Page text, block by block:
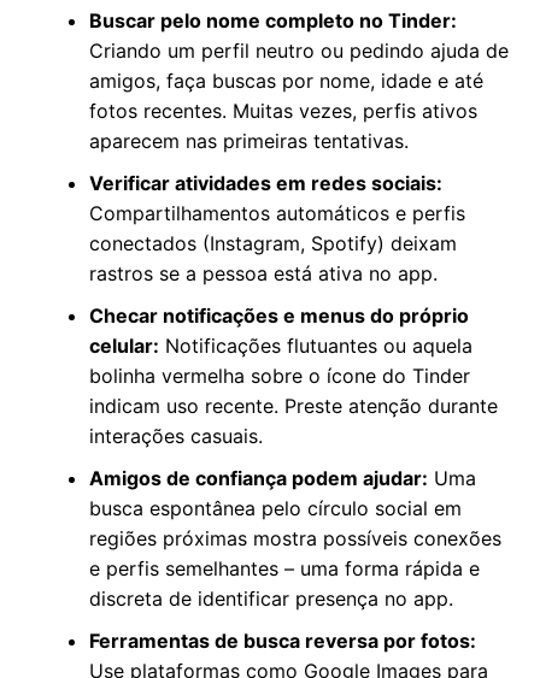
Buscar pelo nome completo no Tinder:
Criando um perfil neutro ou pedindo ajuda de
amigos, faça buscas por nome, idade e até
fotos recentes. Muitas vezes, perfis ativos
aparecem nas primeiras tentativas.
Verificar atividades em redes sociais:
Compartilhamentos automáticos e perfis
conectados (Instagram, Spotify) deixam
rastros se a pessoa está ativa no app.
Checar notificações e menus do próprio
celular: Notificações flutuantes ou aquela
bolinha vermelha sobre o ícone do Tinder
indicam uso recente. Preste atenção durante
interações casuais.
Amigos de confiança podem ajudar: Uma
busca espontânea pelo círculo social em
regiões próximas mostra possíveis conexões
e perfis semelhantes – uma forma rápida e
discreta de identificar presença no app.
Ferramentas de busca reversa por fotos:
Use plataformas como Google Images para